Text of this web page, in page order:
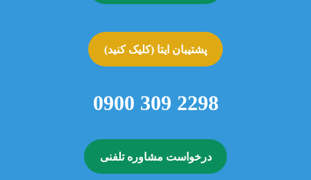
پشتیبان ایتا (کلیک کنید)
2298 309 0900
درخواست مشاوره تلفنی